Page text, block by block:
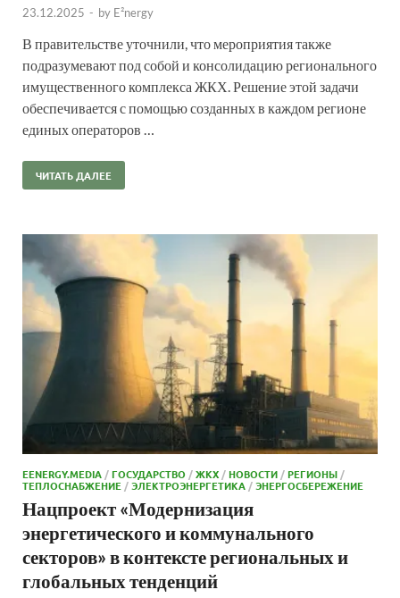
23.12.2025 - by E²nergy
В правительстве уточнили, что мероприятия также
подразумевают под собой и консолидацию регионального
имущественного комплекса ЖКХ. Решение этой задачи
обеспечивается с помощью созданных в каждом регионе
единых операторов …
ЧИТАТЬ ДАЛЕЕ
EENERGY.MEDIA /ГОСУДАРСТВО /ЖКХ /НОВОСТИ /РЕГИОНЫ /
ТЕПЛОСНАБЖЕНИЕ /ЭЛЕКТРОЭНЕРГЕТИКА /ЭНЕРГОСБЕРЕЖЕНИЕ
Нацпроект «Модернизация
энергетического и коммунального
секторов» в контексте региональных и
глобальных тенденций